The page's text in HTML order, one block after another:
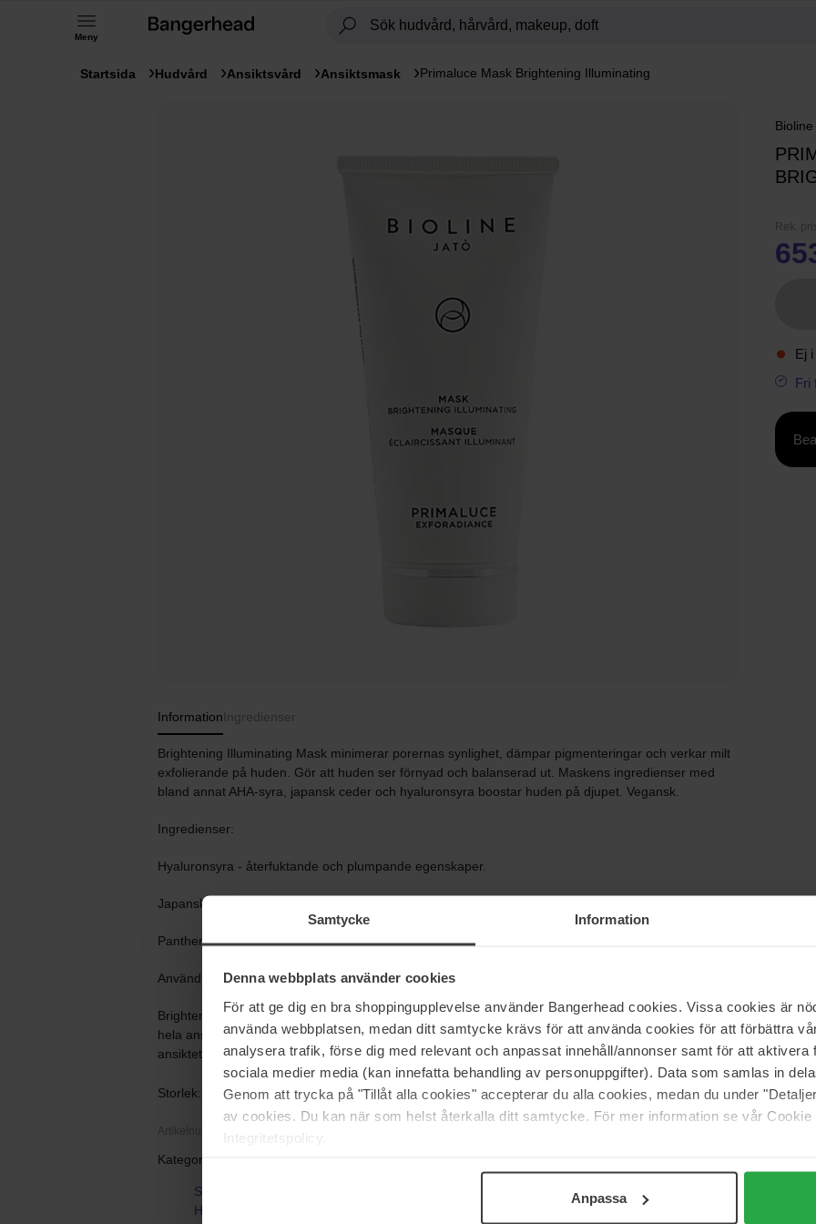
Samtycke Information
Denna webbplats använder cookies
För att ge dig en bra shoppingupplevelse använder Bangerhead cookies. Vissa cookies är
använda webbplatsen, medan ditt samtycke krävs för att använda cookies för att förbättra
analysera trafik, förse dig med relevant och anpassat innehåll/annonser samt för att aktivera
sociala medier media (kan innefatta behandling av personuppgifter). Data som samlas in
Genom att trycka på "Tillåt alla cookies" accepterar du alla cookies, medan du under
av cookies. Du kan när som helst återkalla ditt samtycke. För mer information se vår
Integritetspolicy.
Anpassa
Meny
Startsida Hudvård Ansiktsvård Ansiktsmask Primaluce Mask Brightening Illuminating
Rek.
Ej
Fri
Information Ingredienser
Brightening Illuminating Mask minimerar porernas synlighet, dämpar pigmenteringar och verkar milt
exfolierande på huden. Gör att huden ser förnyad och balanserad ut. Maskens ingredienser med
bland annat AHA-syra, japansk ceder och hyaluronsyra boostar huden på djupet. Vegansk.
Ingredienser:
Hyaluronsyra - återfuktande och plumpande egenskaper.
Japansk ceder - boostar AHA-syrornas effekt och reparerar hudbarriären.
Panthenol - återfuktande och stabiliserande på hudbarriären.
Användning:
Brightening Illuminating Mask kan användas 1-2 gånger i veckan beroende på hudtyp. Appliceras i
hela ansiktet efter rengöring och ansiktsvatten. Du kan använda cirka en enkronas storlek till hela
ansiktet. Ska du applicera på dekolletaget använder du ytterligare en kronas storlek.
Storlek: 100 ml
Artikelnummer: 98205
Kategorier:
Startsida
Hudvård